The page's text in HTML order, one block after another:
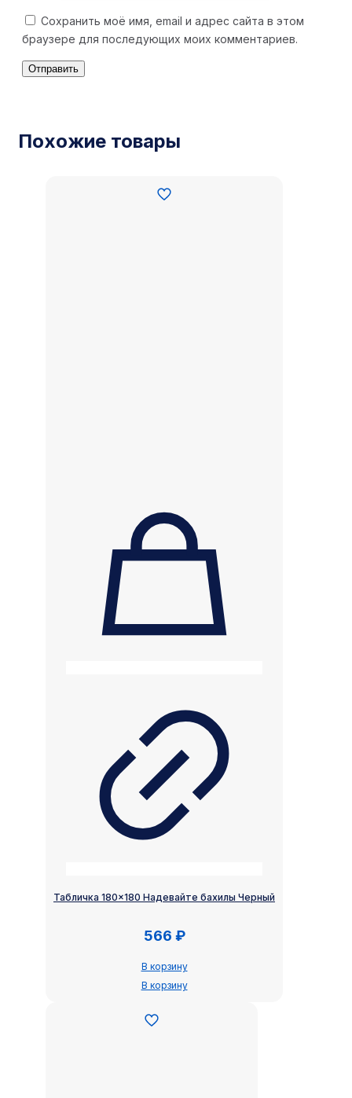
Сохранить моё имя, email и адрес сайта в этом
браузере для последующих моих комментариев.
Похожие товары
Табличка 180×180 Надевайте бахилы Черный
566 ₽
В корзину
В корзину